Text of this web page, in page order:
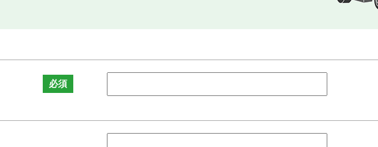
必須